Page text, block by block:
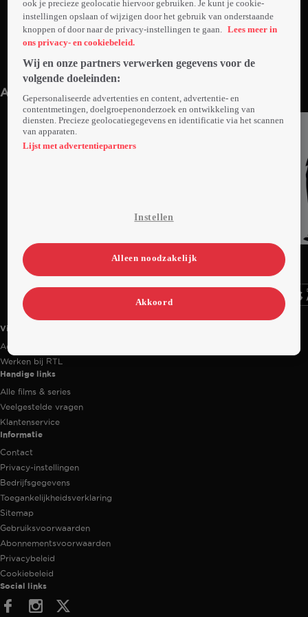
Promo: Dirty Dancing
Anderen kijken ook
Trailer
naar
Trailer
programma
Videoland useful links.
Videoland
Actiecode
Werken bij RTL
Handige links
Alle films & series
Veelgestelde vragen
Klantenservice
Informatie
Contact
Privacy-instellingen
Bedrijfsgegevens
Toegankelijkheidsverklaring
Sitemap
Gebruiksvoorwaarden
Abonnementsvoorwaarden
Privacybeleid
Cookiebeleid
Social links
FacebookInstagram
ook je precieze geolocatie hiervoor gebruiken. Je kunt je cookie-
instellingen opslaan of wijzigen door het gebruik van onderstaande
knoppen of door naar de privacy-instellingen te gaan.
Lees meer in
ons privacy- en cookiebeleid.
Wij en onze partners verwerken gegevens voor de
volgende doeleinden:
Gepersonaliseerde advertenties en content, advertentie- en
contentmetingen, doelgroepenonderzoek en ontwikkeling van
diensten. Precieze geolocatiegegevens en identificatie via het scannen
van apparaten.
Lijst met advertentiepartners
Instellen
Alleen noodzakelijk
Akkoord